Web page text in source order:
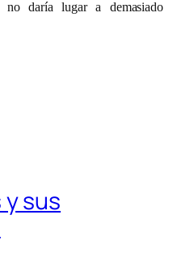
daría lugar a demasiado
sus